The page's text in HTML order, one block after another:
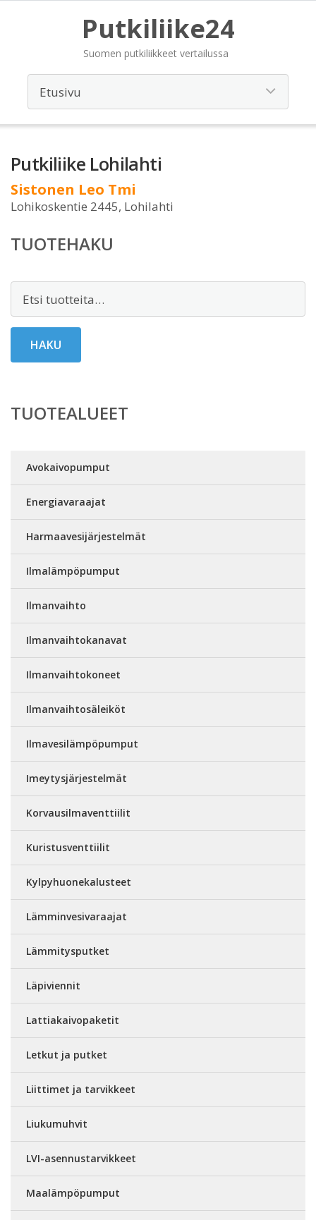
Putkiliike24
Suomen putkiliikkeet vertailussa
Putkiliike Lohilahti
Sistonen Leo Tmi
Lohikoskentie 2445, Lohilahti
TUOTEHAKU
HAKU
TUOTEALUEET
Avokaivopumput
Energiavaraajat
Harmaavesijärjestelmät
Ilmalämpöpumput
Ilmanvaihto
Ilmanvaihtokanavat
Ilmanvaihtokoneet
Ilmanvaihtosäleiköt
Ilmavesilämpöpumput
Imeytysjärjestelmät
Korvausilmaventtiilit
Kuristusventtiilit
Kylpyhuonekalusteet
Lämminvesivaraajat
Lämmitysputket
Läpiviennit
Lattiakaivopaketit
Letkut ja putket
Liittimet ja tarvikkeet
Liukumuhvit
LVI-asennustarvikkeet
Maalämpöpumput